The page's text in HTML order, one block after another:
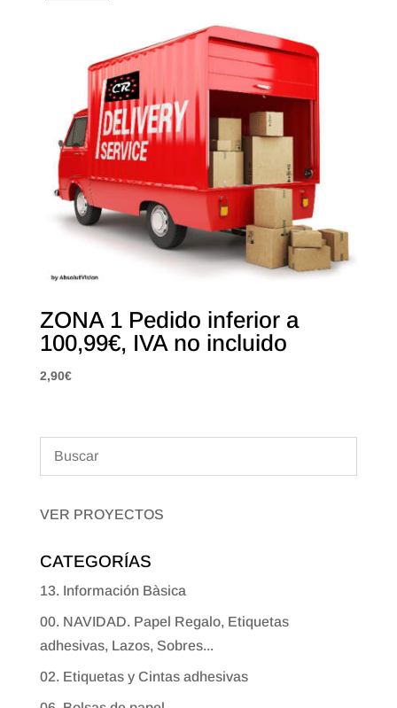
ZONA 1 Pedido inferior a
100,99€, IVA no incluido
2,90€
VER PROYECTOS
CATEGORÍAS
13. Información Bàsica
00. NAVIDAD. Papel Regalo, Etiquetas
adhesivas, Lazos, Sobres...
02. Etiquetas y Cintas adhesivas